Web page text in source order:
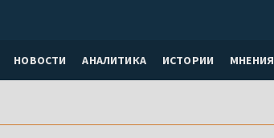
НОВОСТИ АНАЛИТИКА ИСТОРИИ МНЕНИЯ